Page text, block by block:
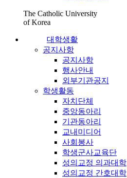
The Catholic University
of Korea
대학생활
공지사항
공지사항
행사안내
외부기관공지
학생활동
자치단체
중앙동아리
기관동아리
교내미디어
사회봉사
학생군사교육단
성의교정 의과대학
성의교정 간호대학